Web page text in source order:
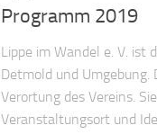
Programm 2019
Lippe im Wandel e. V. ist
Detmold und
Verortung des Vereins.
Veranstaltungsort und